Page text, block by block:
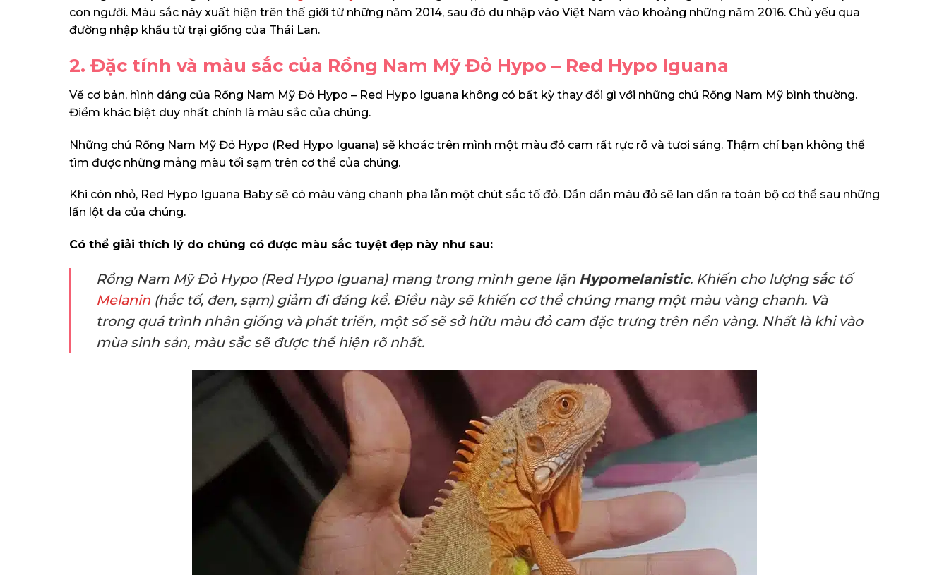
con người. Màu sắc này xuất hiện trên thế giới từ những năm 2014, sau đó du nhập vào Việt Nam vào khoảng những năm 2016. Chủ yếu qua
đường nhập khẩu từ trại giống của Thái Lan.
2. Đặc tính và màu sắc của Rồng Nam Mỹ Đỏ Hypo – Red Hypo Iguana
Về cơ bản, hình dáng của Rồng Nam Mỹ Đỏ Hypo – Red Hypo Iguana không có bất kỳ thay đổi gì với những chú Rồng Nam Mỹ bình thường.
Điểm khác biệt duy nhất chính là màu sắc của chúng.
Những chú Rồng Nam Mỹ Đỏ Hypo (Red Hypo Iguana) sẽ khoác trên mình một màu đỏ cam rất rực rõ và tươi sáng. Thậm chí bạn không thể
tìm được những mảng màu tối sạm trên cơ thể của chúng.
Khi còn nhỏ, Red Hypo Iguana Baby sẽ có màu vàng chanh pha lẫn một chút sắc tố đỏ. Dần dần màu đỏ sẽ lan dần ra toàn bộ cơ thể sau những
lần lột da của chúng.
Có thể giải thích lý do chúng có được màu sắc tuyệt đẹp này như sau:
Rồng Nam Mỹ Đỏ Hypo (Red Hypo Iguana) mang trong mình gene lặn Hypomelanistic. Khiến cho lượng sắc tố
Melanin (hắc tố, đen, sạm) giảm đi đáng kể. Điều này sẽ khiến cơ thể chúng mang một màu vàng chanh. Và
trong quá trình nhân giống và phát triển, một số sẽ sở hữu màu đỏ cam đặc trưng trên nền vàng. Nhất là khi vào
mùa sinh sản, màu sắc sẽ được thể hiện rõ nhất.